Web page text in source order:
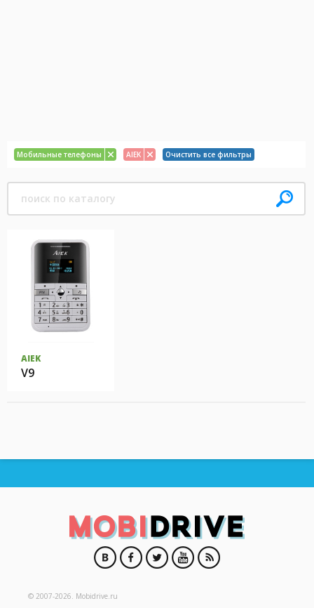
Мобильные телефоны AIEK Очистить все фильтры
AIEK
V9
© 2007-2026. Mobidrive.ru